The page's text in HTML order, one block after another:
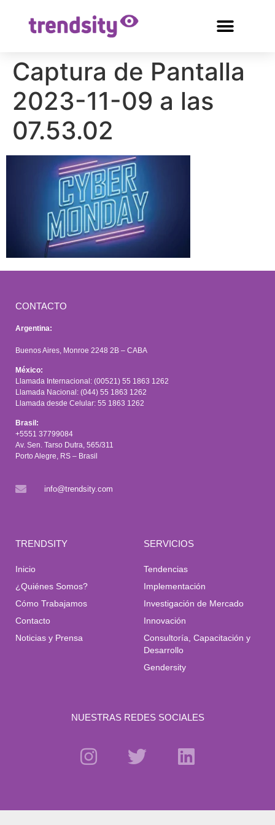
Captura de Pantalla
2023-11-09 a las
07.53.02
CONTACTO
Argentina:
Buenos Aires, Monroe 2248 2B – CABA
México:
Llamada Internacional: (00521) 55 1863 1262
Llamada Nacional: (044) 55 1863 1262
Llamada desde Celular: 55 1863 1262
Brasil:
+5551 37799084
Av. Sen. Tarso Dutra, 565/311
Porto Alegre, RS – Brasil
info@trendsity.com
TRENDSITY
Inicio
¿Quiénes Somos?
Cómo Trabajamos
Contacto
Noticias y Prensa
SERVICIOS
Tendencias
Implementación
Investigación de Mercado
Innovación
Consultoría, Capacitación y
Desarrollo
Gendersity
NUESTRAS REDES SOCIALES